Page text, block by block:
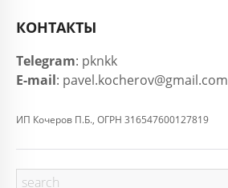
КОНТАКТЫ
Telegram: pknkk
E-mail: pavel.kocherov@gmail.com
ИП Кочеров П.Б., ОГРН 316547600127819